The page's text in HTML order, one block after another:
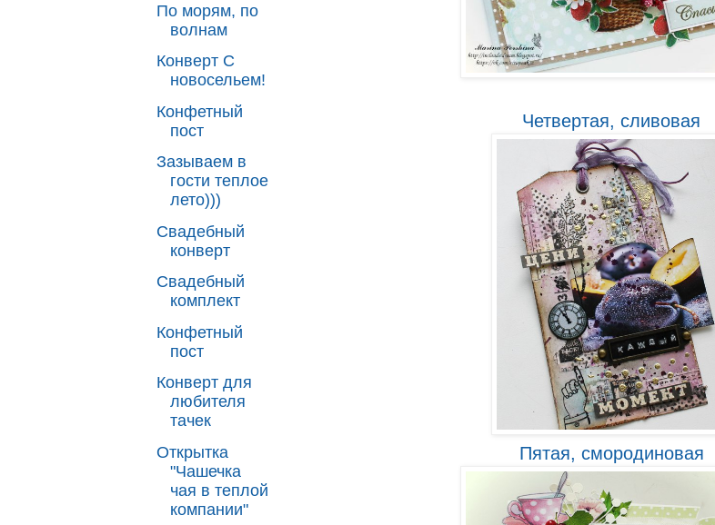
Четвертая, сливовая
Пятая, смородиновая
По морям, по
волнам
Конверт С
новосельем!
Конфетный
пост
Зазываем в
гости теплое
лето)))
Свадебный
конверт
Свадебный
комплект
Конфетный
пост
Конверт для
любителя
тачек
Открытка
"Чашечка
чая в теплой
компании"